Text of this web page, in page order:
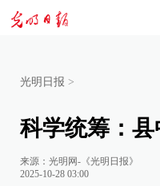
光明日报 >
科学统筹：
来源： 光明网-《光明日报》
2025-10-28 03:00